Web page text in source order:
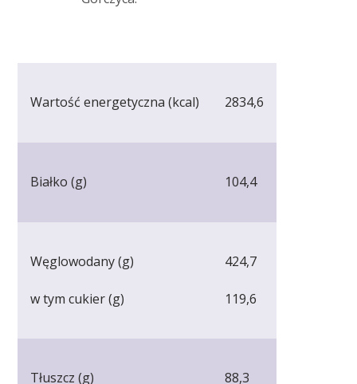
Wartość energetyczna (kcal) 2834,6
Białko (g) 104,4
Węglowodany (g)
w tym cukier (g)
424,7
119,6
Tłuszcz (g) 88,3